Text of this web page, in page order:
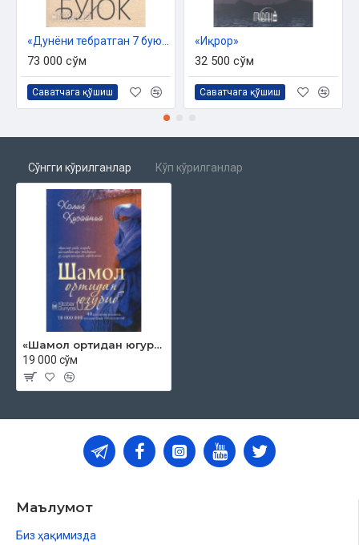
73 000 сўм
Саватчага қўшиш
«Иқрор»
32 500 сўм
Саватчага қўшиш
Сўнгги кўрилганлар Кўп кўрилганлар
«Шамол ортидан югуриб»
19 000 сўм
Маълумот
Биз ҳақимизда